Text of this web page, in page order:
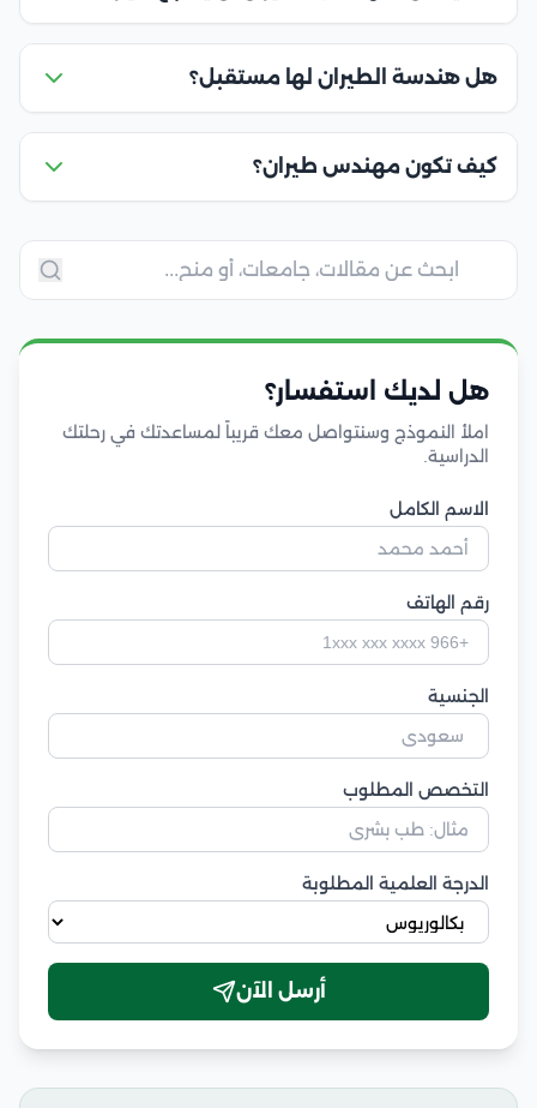
هل هندسة الطيران لها مستقبل؟
كيف تكون مهندس طيران؟
هل لديك استفسار؟
املأ النموذج وسنتواصل معك قريباً لمساعدتك في رحلتك
الدراسية.
الاسم الكامل
رقم الهاتف
الجنسية
التخصص المطلوب
الدرجة العلمية المطلوبة
أرسل الآن